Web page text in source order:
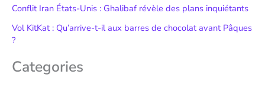
Conflit Iran États-Unis : Ghalibaf révèle des plans inquiétants
Vol KitKat : Qu’arrive-t-il aux barres de chocolat avant Pâques
?
Categories